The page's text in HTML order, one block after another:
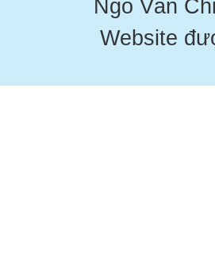
Ngô Văn
Website